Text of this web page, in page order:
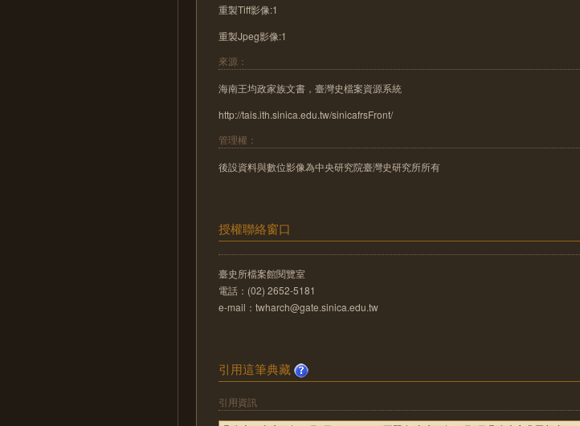
重製Tiff影像:1
重製Jpeg影像:1
來源：
海南王均政家族文書，臺灣史檔案資源系統
http://tais.ith.sinica.edu.tw/sinicafrsFront/
管理權：
後設資料與數位影像為中央研究院臺灣史研究所所有
授權聯絡窗口
臺史所檔案館閱覽室
電話：(02) 2652-5181
e-mail：twharch@gate.sinica.edu.tw
引用這筆典藏
引用資訊